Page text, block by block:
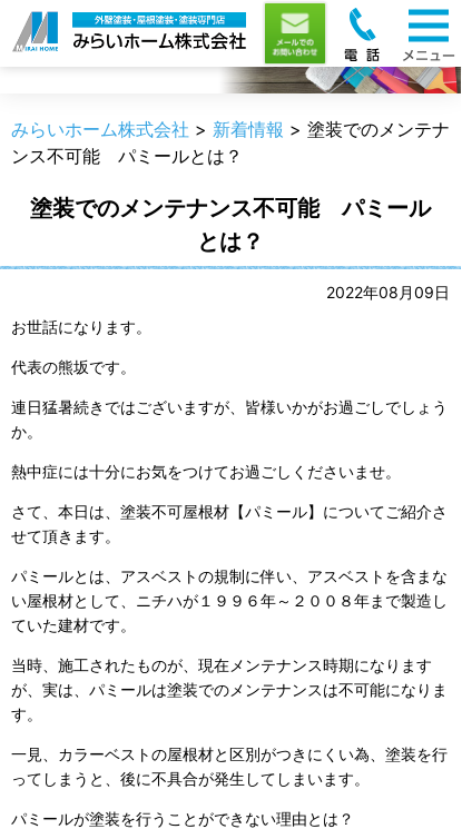
新着情報
みらいホーム株式会社 > 新着情報 > 塗装でのメンテナ
ンス不可能 パミールとは？
塗装でのメンテナンス不可能 パミール
とは？
2022年08月09日
お世話になります。
代表の熊坂です。
連日猛暑続きではございますが、皆様いかがお過ごしでしょう
か。
熱中症には十分にお気をつけてお過ごしくださいませ。
さて、本日は、塗装不可屋根材【パミール】についてご紹介さ
せて頂きます。
パミールとは、アスベストの規制に伴い、アスベストを含まな
い屋根材として、ニチハが１９９６年～２００８年まで製造し
ていた建材です。
当時、施工されたものが、現在メンテナンス時期になります
が、実は、パミールは塗装でのメンテナンスは不可能になりま
す。
一見、カラーベストの屋根材と区別がつきにくい為、塗装を行
ってしまうと、後に不具合が発生してしまいます。
パミールが塗装を行うことができない理由とは？